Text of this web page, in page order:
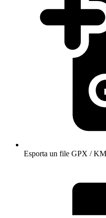
Esporta un file GPX /